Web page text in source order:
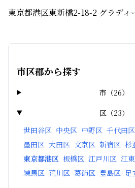
東京都港区東新橋2-18-2 グラディ
市区郡から探す
市 （26）
区 （23）
世田谷区 中央区 中野区 千代田区
墨田区 大田区 文京区 新宿区 杉
東京都港区 板橋区 江戸川区 江
練馬区 荒川区 葛飾区 豊島区 足